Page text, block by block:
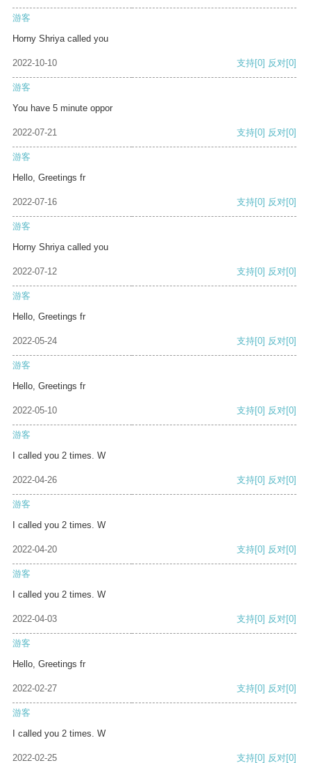
游客
Horny Shriya called you
2022-10-10 支持[0] 反对[0]
游客
You have 5 minute oppor
2022-07-21 支持[0] 反对[0]
游客
Hello, Greetings fr
2022-07-16 支持[0] 反对[0]
游客
Horny Shriya called you
2022-07-12 支持[0] 反对[0]
游客
Hello, Greetings fr
2022-05-24 支持[0] 反对[0]
游客
Hello, Greetings fr
2022-05-10 支持[0] 反对[0]
游客
I called you 2 times. W
2022-04-26 支持[0] 反对[0]
游客
I called you 2 times. W
2022-04-20 支持[0] 反对[0]
游客
I called you 2 times. W
2022-04-03 支持[0] 反对[0]
游客
Hello, Greetings fr
2022-02-27 支持[0] 反对[0]
游客
I called you 2 times. W
2022-02-25 支持[0] 反对[0]